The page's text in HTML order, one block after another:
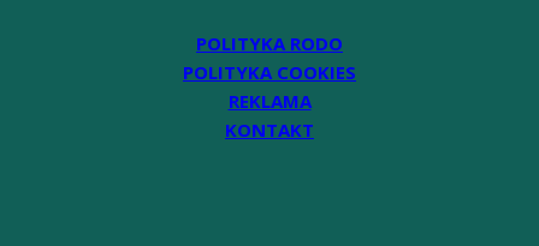
POLITYKA RODO
POLITYKA COOKIES
REKLAMA
KONTAKT